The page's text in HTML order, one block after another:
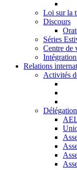
Loi sur la
Discours
Séries
Centre de
Relations
Activités